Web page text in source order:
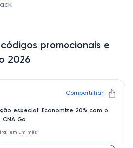
promocionais e
2026
Compartilhar
especial! Economize 20% com o
CNA Go
em um mês